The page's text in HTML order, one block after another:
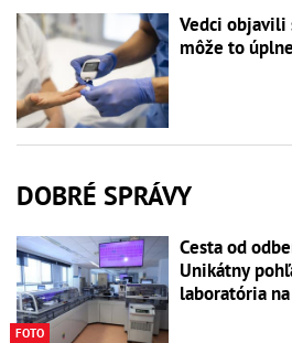
Vedci objavili
môže to
DOBRÉ SPRÁVY
FOTO
Cesta od
Unikátny
laboratória